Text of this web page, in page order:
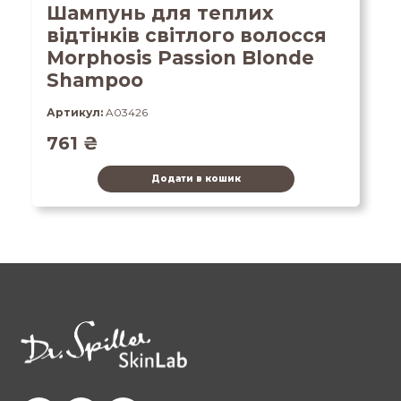
Шампунь для теплих
відтінків світлого волосся
Morphosis Passion Blonde
Shampoo
Артикул: A03426
761 ₴
Додати в кошик